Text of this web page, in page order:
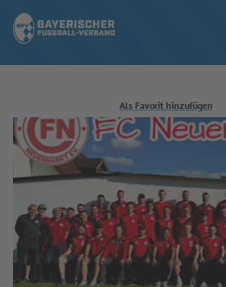
ERGEBNISSE & WETTBEWERBE
NEUIGKEITEN
SPIELBETRIEB & VERBANDSLEBEN
AUSBILDUNG & FÖRDERUNG
Als Favorit hinzufügen